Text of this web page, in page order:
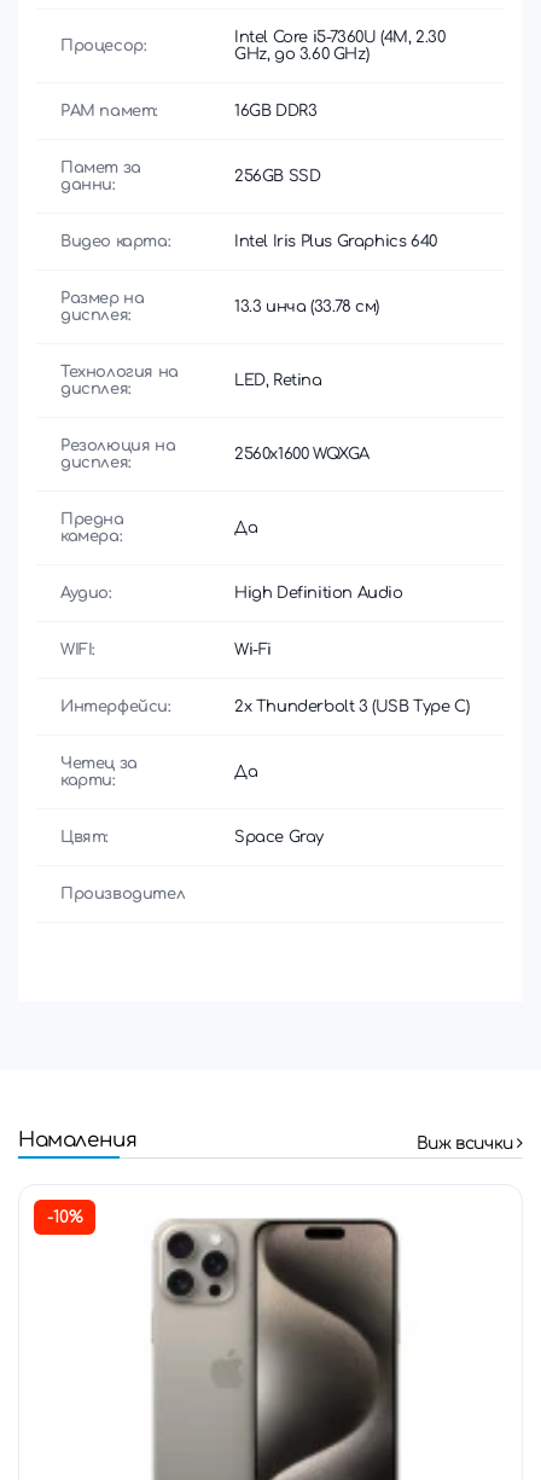
Процесор:
Intel Core i5-7360U (4M, 2.30
GHz, до 3.60 GHz)
РАМ памет: 16GB DDR3
Памет за
данни:
256GB SSD
Видео карта: Intel Iris Plus Graphics 640
Размер на
дисплея:
13.3 инча (33.78 см)
Технология на
дисплея:
LED, Retina
Резолюция на
дисплея:
2560x1600 WQXGA
Предна
камера:
Да
Аудио: High Definition Audio
WIFI: Wi-Fi
Интерфейси: 2x Thunderbolt 3 (USB Type C)
Четец за
карти:
Да
Цвят: Space Gray
Производител
Намаления Виж всички
-10%